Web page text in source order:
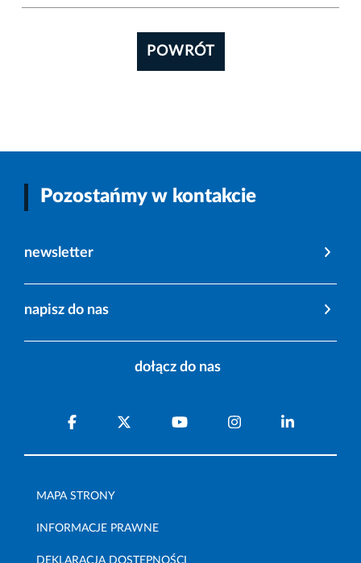
POWRÓT
Pozostańmy w kontakcie
newsletter
napisz do nas
dołącz do nas
MAPA STRONY
INFORMACJE PRAWNE
DEKLARACJA DOSTĘPNOŚCI